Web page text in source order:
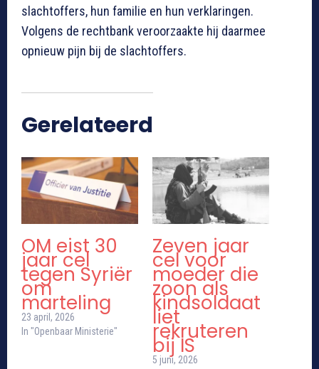
slachtoffers, hun familie en hun verklaringen.
Volgens de rechtbank veroorzaakte hij daarmee
opnieuw pijn bij de slachtoffers.
Gerelateerd
OM eist 30
jaar cel
tegen Syriër
om
marteling
23 april, 2026
In "Openbaar Ministerie"
Zeven jaar
cel voor
moeder die
zoon als
kindsoldaat
liet
rekruteren
bij IS
5 juni, 2026